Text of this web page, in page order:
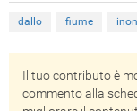
dallo fiume
Il tuo contributo è
commento alla